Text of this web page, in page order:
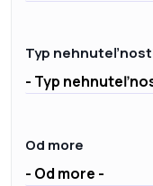
Typ
- Typ
Od more
- Od more -